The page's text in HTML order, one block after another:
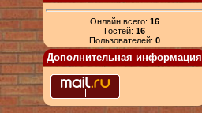
Онлайн всего: 16
Гостей: 16
Пользователей: 0
Дополнительная информация